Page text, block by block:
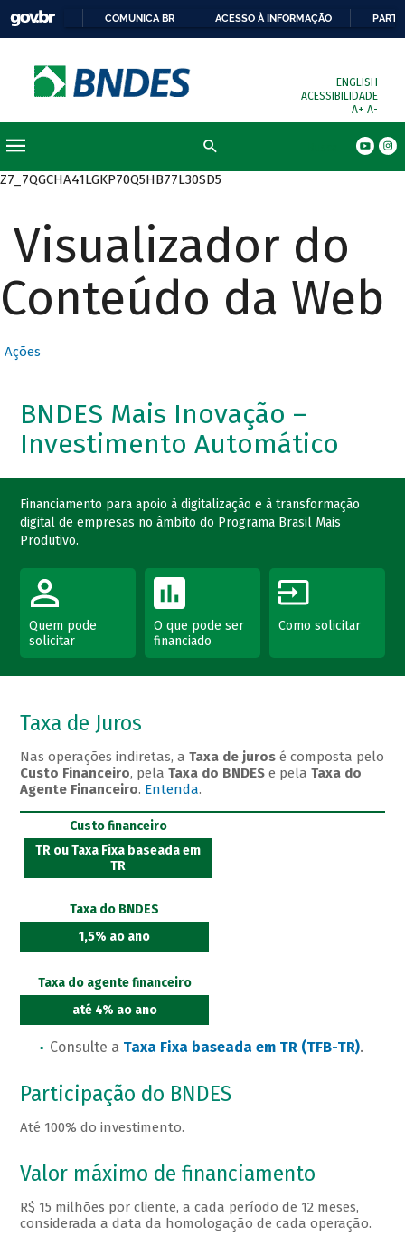
COMUNICA BR ACESSO À INFORMAÇÃO
ENGLISH
ACESSIBILIDADE
A+ A-
Z7_7QGCHA41LGKP70Q5HB77L30SD5
Visualizador do
Conteúdo da Web
Ações
BNDES Mais Inovação –
Investimento Automático
Financiamento para apoio à digitalização e à transformação
digital de empresas no âmbito do Programa Brasil Mais
Produtivo.
Quem pode
solicitar
O que pode ser
financiado
Como solicitar
Taxa de Juros
Nas operações indiretas, aTaxa de juros é composta pelo
Custo Financeiro, pelaTaxa do BNDES e pelaTaxa do
Agente Financeiro. Entenda.
Custo financeiro
TR ou Taxa Fixa baseada em
TR
Taxa do BNDES
1,5% ao ano
Taxa do agente financeiro
até 4% ao ano
Consulte a Taxa Fixa baseada em TR (TFB-TR).
Participação do BNDES
Até 100% do investimento.
Valor máximo de financiamento
R$ 15 milhões por cliente, a cada período de 12 meses,
considerada a data da homologação de cada operação.